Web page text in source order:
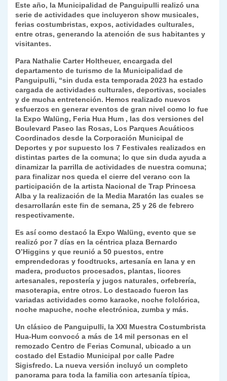
Este año, la Municipalidad de Panguipulli realizó una
serie de actividades que incluyeron show musicales,
ferias costumbristas, expos, actividades culturales,
entre otras, generando la atención de sus habitantes y
visitantes.
Para Nathalie Carter Holtheuer, encargada del
departamento de turismo de la Municipalidad de
Panguipulli, “sin duda esta temporada 2023 ha estado
cargada de actividades culturales, deportivas, sociales
y de mucha entretención. Hemos realizado nuevos
esfuerzos en generar eventos de gran nivel como lo fue
la Expo Walüng, Feria Hua Hum , las dos versiones del
Boulevard Paseo las Rosas, Los Parques Acuáticos
Coordinados desde la Corporación Municipal de
Deportes y por supuesto los 7 Festivales realizados en
distintas partes de la comuna; lo que sin duda ayuda a
dinamizar la parrilla de actividades de nuestra comuna;
para finalizar nos queda el cierre del verano con la
participación de la artista Nacional de Trap Princesa
Alba y la realización de la Media Maratón las cuales se
desarrollarán este fin de semana, 25 y 26 de febrero
respectivamente.
Es así como destacó la Expo Walüng, evento que se
realizó por 7 días en la céntrica plaza Bernardo
O’Higgins y que reunió a 50 puestos, entre
emprendedoras y foodtrucks, artesanía en lana y en
madera, productos procesados, plantas, licores
artesanales, repostería y jugos naturales, orfebrería,
masoterapia, entre otros. Lo destacado fueron las
variadas actividades como karaoke, noche folclórica,
noche mapuche, noche electrónica, zumba y más.
Un clásico de Panguipulli, la XXI Muestra Costumbrista
Hua-Hum convocó a más de 14 mil personas en el
remozado Centro de Ferias Comunal, ubicado a un
costado del Estadio Municipal por calle Padre
Sigisfredo. La nueva versión incluyó un completo
panorama para toda la familia con artesanía típica,